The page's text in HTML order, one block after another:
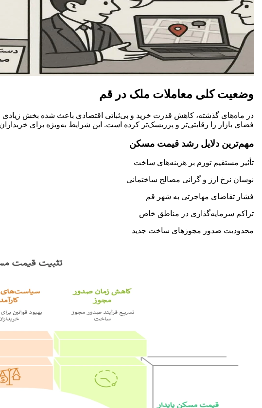
وضعیت کلی معاملات ملک در قم
در ماه‌های گذشته، کاهش قدرت خرید و بی‌ثباتی اقتصادی باعث شده بخش
فضای بازار را رقابتی‌تر و پرریسک‌تر کرده است. این شرایط به‌ویژه برای
مهم‌ترین دلایل رشد قیمت مسکن
تأثیر مستقیم تورم بر هزینه‌های ساخت
نوسان نرخ ارز و گرانی مصالح ساختمانی
فشار تقاضای مهاجرتی به شهر قم
تراکم سرمایه‌گذاری در مناطق خاص
محدودیت صدور مجوزهای ساخت جدید